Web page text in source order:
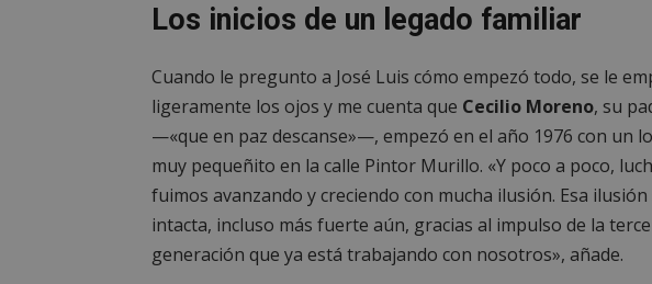
Los inicios de un legado familiar
Cuando le pregunto a José Luis cómo empezó todo, se le
ligeramente los ojos y me cuenta que Cecilio Moreno, su
—«que en paz descanse»—, empezó en el año 1976 con un
muy pequeñito en la calle Pintor Murillo. «Y poco a poco,
fuimos avanzando y creciendo con mucha ilusión. Esa
intacta, incluso más fuerte aún, gracias al impulso de la
generación que ya está trabajando con nosotros», añade.